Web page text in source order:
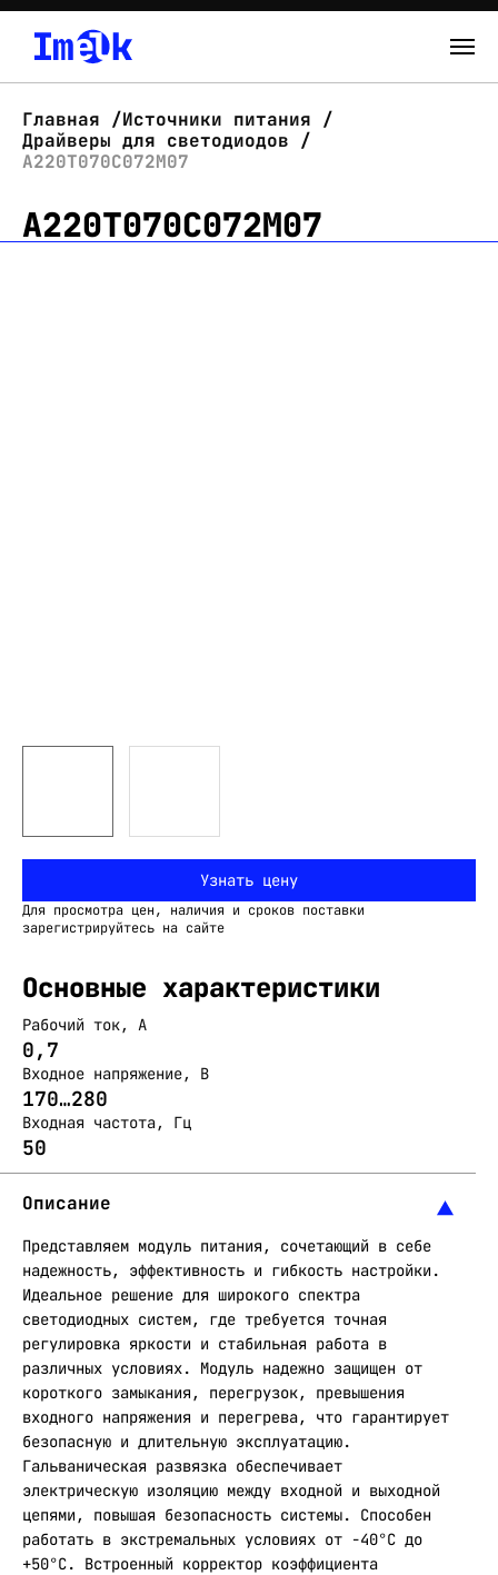
О нас
Новости
Главная
Источники питания
Драйверы для светодиодов
А220Т070С072М07
А220Т070С072М07
Узнать цену
Для просмотра цен, наличия и сроков поставки
зарегистрируйтесь на сайте
Основные характеристики
Рабочий ток, А
0,7
Входное напряжение, В
170…280
Входная частота, Гц
50
Описание
Представляем модуль питания, сочетающий в себе
надежность, эффективность и гибкость настройки.
Идеальное решение для широкого спектра
светодиодных систем, где требуется точная
регулировка яркости и стабильная работа в
различных условиях. Модуль надежно защищен от
короткого замыкания, перегрузок, превышения
входного напряжения и перегрева, что гарантирует
безопасную и длительную эксплуатацию.
Гальваническая развязка обеспечивает
электрическую изоляцию между входной и выходной
цепями, повышая безопасность системы. Способен
работать в экстремальных условиях от -40°С до
+50°С. Встроенный корректор коэффициента